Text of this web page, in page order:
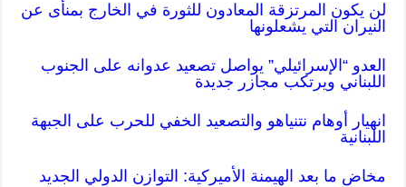
لن يكون المرتزقة المعادون للثورة في الخارج بمنأى عن
النيران التي يشعلونها
العدو “الإسرائيلي” يواصل تصعيد عدوانه على الجنوب
اللبناني ويرتكب مجازر جديدة
انهيار أوهام نتنياهو والتصعيد الخفي للحرب على الجبهة
اللبنانية
مخاض ما بعد الهيمنة الأميركية: التوازن الدولي الجديد